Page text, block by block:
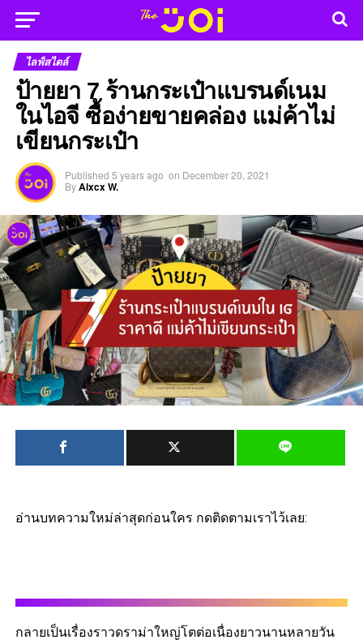
ไลฟ์สไตล์
ป้ายยา 7 ร้านกระเป๋าแบรนด์เนม
ในไอจี ซื้อง่ายขายคล่อง แม่ค้าไม่
เขียนกระเป๋า
Published 5 years ago on December 20, 2021
ByAlxcx W.
อ่านบทความใหม่ล่าสุดก่อนใคร กดติดตามเราไว้เลย:
กลายเป็นเรื่องราวดราม่าใหญ่โตต่อเนื่องยาวนานหลายวัน